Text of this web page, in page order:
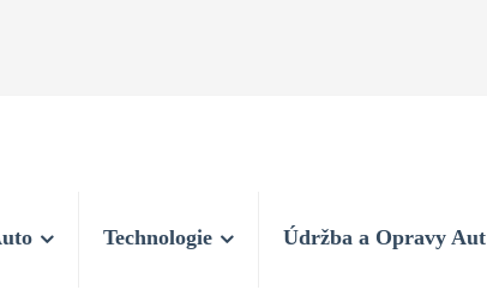
Technologie Údržba a Opravy Aut